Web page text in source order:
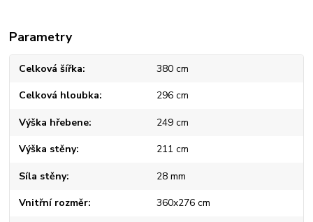
Parametry
Celková šířka 380 cm
Celková hloubka 296 cm
Výška hřebene 249 cm
Výška stěny 211 cm
Síla stěny 28 mm
Vnitřní rozměr 360x276 cm